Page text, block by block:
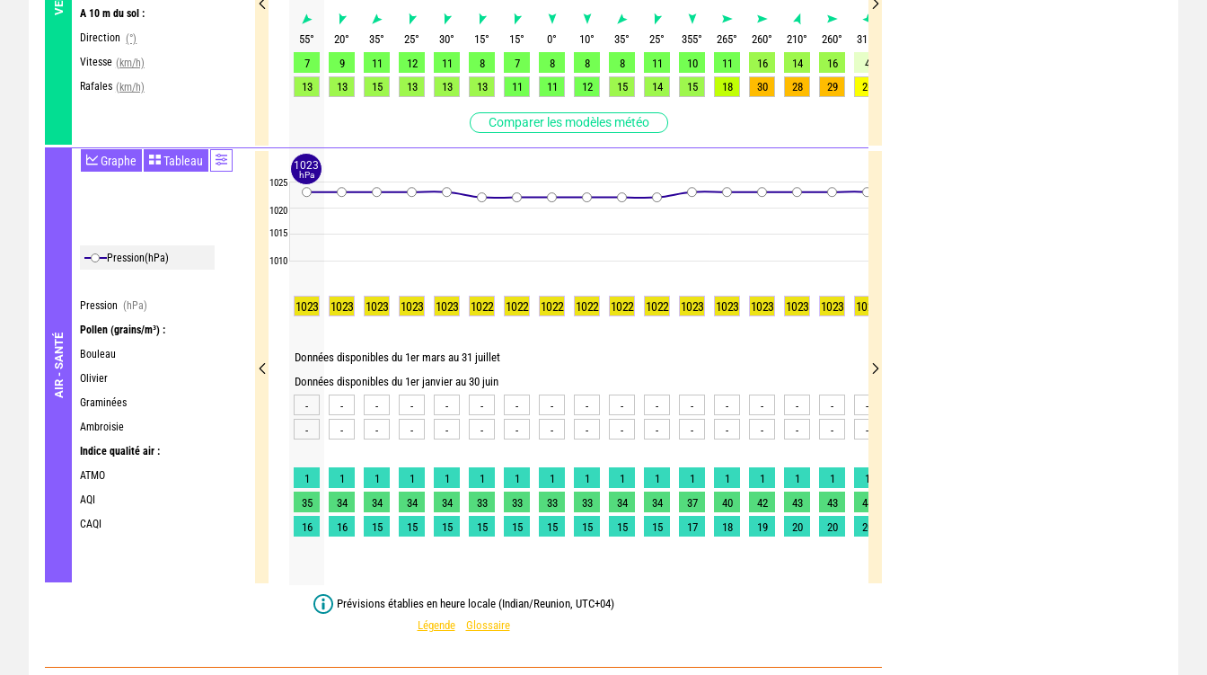
A 10 m du sol :
Direction (°)
Vitesse (km/h)
Rafales (km/h)
Comparer les modèles météo
AIR - SANTÉ
Graphe Tableau
Pression(hPa)
Pression (hPa)
Pollen (grains/m³) :
Bouleau
Olivier
Graminées
Ambroisie
Indice qualité air :
ATMO
AQI
CAQI
1025
1020
1015
1010
55° 20° 35° 25° 30° 15° 15° 0° 10° 35° 25° 355° 265° 260° 210° 260° 315
7
9 11 12 11 8 7 8 8 8 11 10 11 16 14 16 4
13
13 15 13 13 13 11 11 12 15 14 15 18 30 28 29 26
1023 1023 1023 1023 1023 1022 1022 1022 1022 1022 1022 1023 1023 1023 1023 1023 1023
Données disponibles du 1er mars au 31 juillet
Données disponibles du 1er janvier au 30 juin
-
- - - - - - - - - - - - - - - -
-
- - - - - - - - - - - - - - - -
1 1 1 1 1 1 1 1 1 1 1 1 1 1 1 1 1
35
34 34 34 34 33 33 33 33 34 34 37 40 42 43 43 44
16
16 15 15 15 15 15 15 15 15 15 17 18 19 20 20 20
Prévisions établies en heure locale (Indian/Reunion, UTC+04)
Légende
Glossaire
1023
hPa